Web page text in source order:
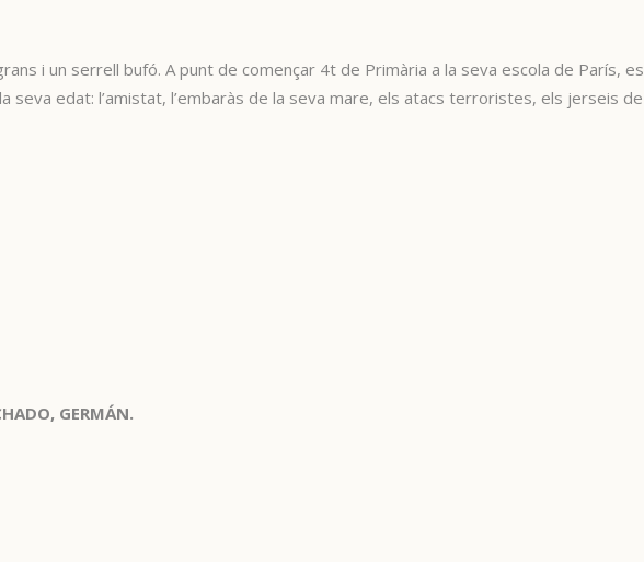
i un serrell bufó. A punt de començar 4t de Primària a la seva escola de París,
seva edat: l’amistat, l’embaràs de la seva mare, els atacs terroristes, els jerseis
GERMÁN.